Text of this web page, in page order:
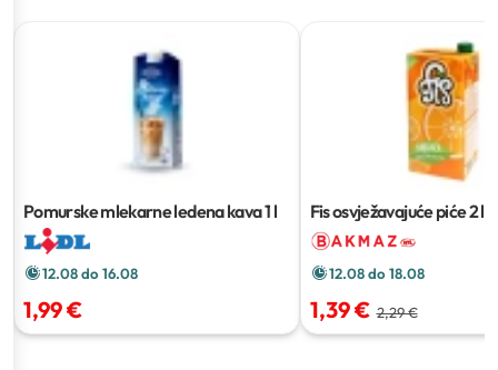
Pomurske mlekarne ledena kava1 l
12.08 do 16.08
1,99 €
Fis osvježavajuće piće2 l
12.08 do 18.08
1,39 € 2,29 €